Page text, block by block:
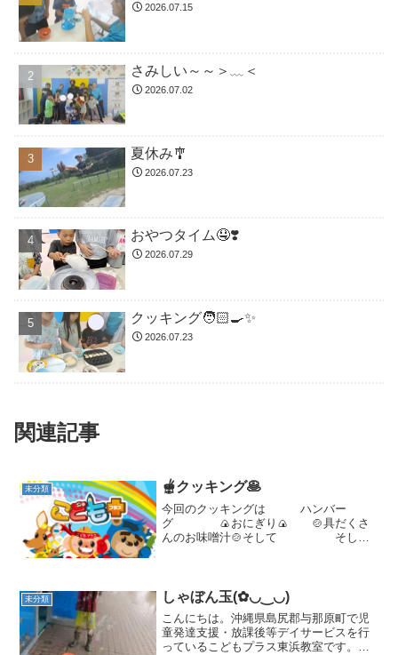
2026.07.15
さみしい～～＞﹏＜
2026.07.02
夏休み🎐
2026.07.23
おやつタイム🤤❣️
2026.07.29
クッキング🧑🏻‍🍳✨
2026.07.23
関連記事
未分類 🫕クッキング🥞
今回のクッキングは ハンバー
グ 🍙おにぎり🍙 🍲具だくさ
んのお味噌汁🍲そして そし
😣 集 中 お😁い...
未分類 しゃぼん玉(✿◡‿◡)
こんにちは。沖縄県島尻郡与那原町で児
童発達支援・放課後等デイサービスを行
っているこどもプラス東浜教室です。🎈